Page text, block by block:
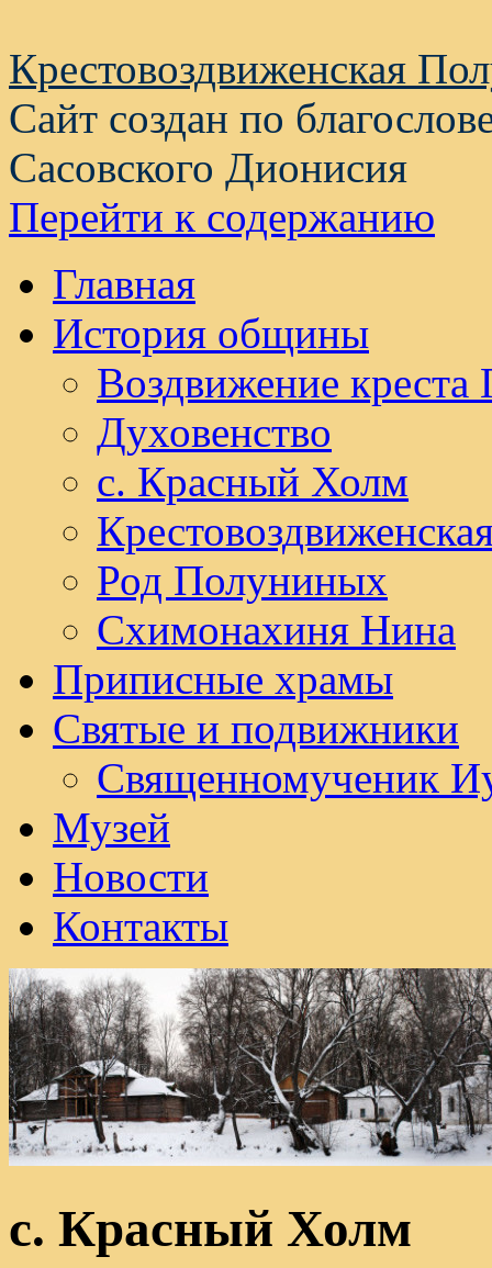
Крестовоздвиженская
Сайт создан по
Сасовского Дионисия
Перейти к содержанию
Главная
История общины
Воздвижение креста
Духовенство
с. Красный Холм
Род Полуниных
Схимонахиня Нина
Приписные храмы
Святые и подвижники
Священномученик
Музей
Новости
Контакты
с. Красный Холм